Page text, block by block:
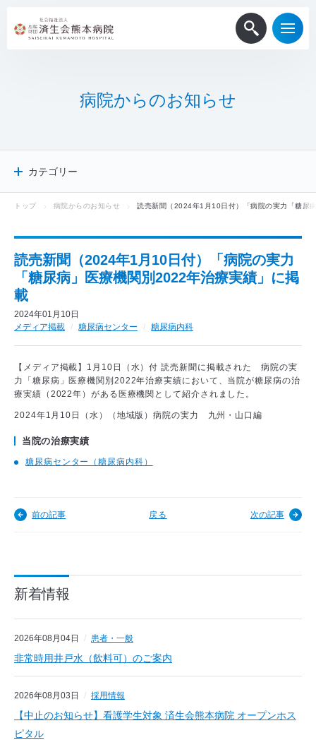
病院からのお知 らせ
カテゴリー
病院からのお知らせ
採用情報
メディア掲載
トップ 病院からのお知らせ 読売新聞（2024年1月10日付）「病院の実力「糖尿
読売新聞（2024年1月10日付）「病院の実力
「糖尿病」医療機関別2022年治療実績」に掲
載
2024年01月10日
メディア掲載
糖尿病センター 糖尿病内科
【メディア掲載】1月10日（水）付 読売新聞に掲載された 病院の実
力「糖尿病」医療機関別2022年治療実績において、当院が糖尿病の治
療実績（2022年）がある医療機関として紹介されました。
2024年1月10日（水）（地域版）病院の実力 九州・山口編
当院の治療実績
糖尿病センター（糖尿病内科）
前の記事 戻る 次の記事
新着情報
2026年08月04日 患者・一般
非常時用井戸水（飲料可）のご案内
2026年08月03日 採用情報
【中止のお知らせ】看護学生対象 済生会熊本病院 オープンホス
ピタル